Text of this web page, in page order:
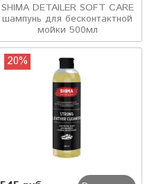
SHIMA DETAILER SOFT CARE
шампунь для бесконтактной
мойки 500мл
20%